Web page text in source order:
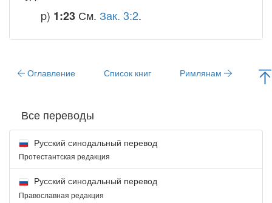
p) 1:23 См. Зак. 3:2.
Оглавление Список книг Римлянам
Все переводы
Русский синодальный перевод
Протестантская редакция
Русский синодальный перевод
Православная редакция